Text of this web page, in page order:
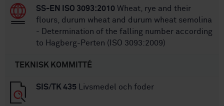
SS-EN ISO 3093:2010 Wheat, rye and their
flours, durum wheat and durum wheat semolina
- Determination of the falling number according
to Hagberg-Perten (ISO 3093:2009)
TEKNISK KOMMITTÉ
SIS/TK 435 Livsmedel och foder